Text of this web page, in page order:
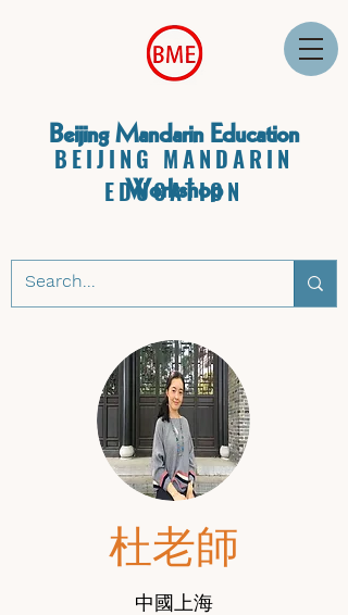
Beijing Mandarin Education
Workshop
BEIJING MANDARIN
EDUCATION
杜老師
中國上海